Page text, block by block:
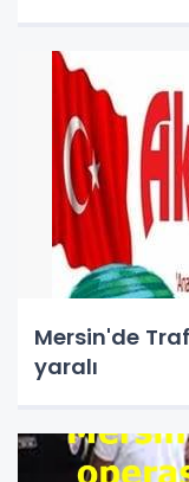
Mersin'de
yaralı